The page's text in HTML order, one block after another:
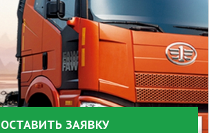
ОСТАВИТЬ ЗАЯВКУ